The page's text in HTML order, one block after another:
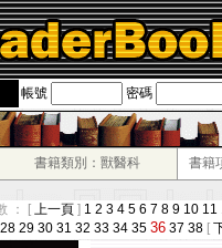
帳號 密碼
書籍類別：獸醫科 書籍
： [ 上一頁 ] 1 2 3 4 5 6 7 8 9 10 11
28 29 30 31 32 33 34 35 36 37 38 [